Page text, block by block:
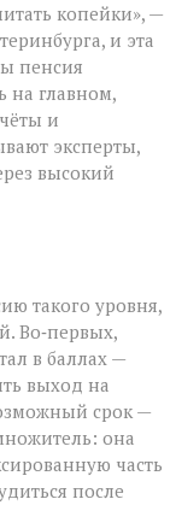
мечты:
что
нужно,
чтобы
получать
130
тысяч
рублей
копейки», —
и эта
пенсия
на главном,
и
эксперты,
высокий
такого уровня,
Во‑первых,
в баллах —
выход на
срок —
она
часть
после